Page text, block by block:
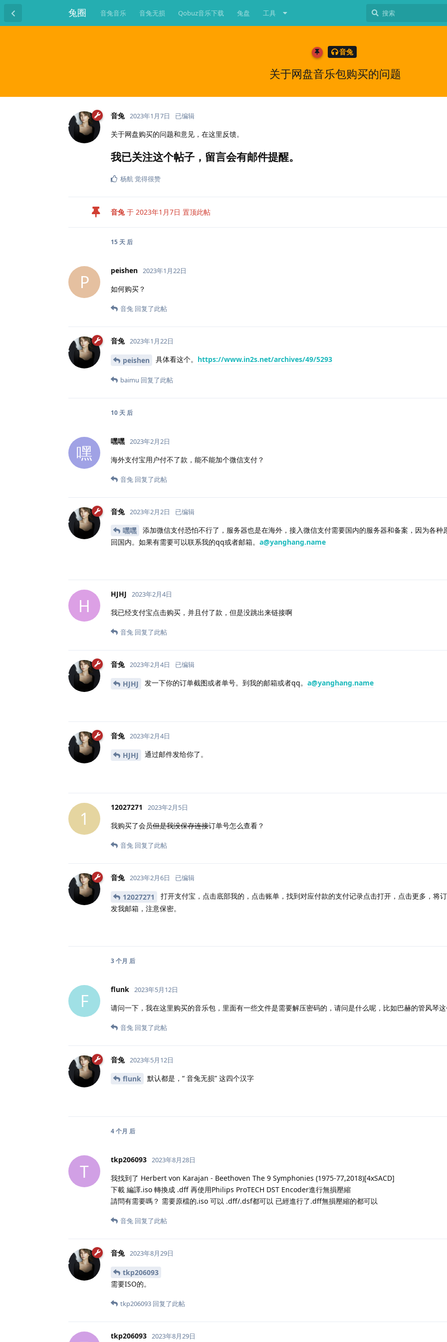
兔圈 音兔音乐 音兔无损 Qobuz音乐下载 兔盘 工具
音兔
关于网盘音乐包购买的问题
音兔 2023年1月7日 已编辑
关于网盘购买的问题和意见，在这里反馈。
我已关注这个帖子，留言会有邮件提醒。
杨航觉得很赞
音兔于 2023年1月7日 置顶此帖
15 天 后
P
peishen 2023年1月22日
如何购买？
音兔 回复了此帖
音兔 2023年1月22日
peishen 具体看这个。 https://www.in2s.net/archives/49/5293
baimu 回复了此帖
10 天 后
嘿
嘿嘿 2023年2月2日
海外支付宝用户付不了款，能不能加个微信支付？
音兔 回复了此帖
音兔 2023年2月2日 已编辑
嘿嘿
添加微信支付恐怕不行了，服务器也是在海外，接入微信支付需要国内的服务器和备案，因为各种
回国内。如果有需要可以联系我的qq或者邮箱。 a@yanghang.name
H
HJHJ 2023年2月4日
我已经支付宝点击购买，并且付了款，但是没跳出来链接啊
音兔 回复了此帖
音兔 2023年2月4日 已编辑
HJHJ 发一下你的订单截图或者单号。到我的邮箱或者qq。 a@yanghang.name
音兔 2023年2月4日
HJHJ 通过邮件发给你了。
1
12027271 2023年2月5日
我购买了会员但是我没保存连接订单号怎么查看？
音兔 回复了此帖
音兔 2023年2月6日 已编辑
12027271
打开支付宝，点击底部我的，点击账单，找到对应付款的支付记录点击打开，点击更多，将
发我邮箱，注意保密。
3 个月 后
F
flunk 2023年5月12日
请问一下，我在这里购买的音乐包，里面有一些文件是需要解压密码的，请问是什么呢，比如巴赫的管风琴
音兔 回复了此帖
音兔 2023年5月12日
flunk 默认都是，“ 音兔无损” 这四个汉字
4 个月 后
T
tkp206093 2023年8月28日
我找到了 Herbert von Karajan - Beethoven The 9 Symphonies (1975-77,2018)[4xSACD]
下載 編譯.iso 轉換成 .dff 再使用Philips ProTECH DST Encoder進行無損壓縮
請問有需要嗎？ 需要原檔的.iso 可以 .dff/.dsf都可以 已經進行了.dff無損壓縮的都可以
音兔 回复了此帖
音兔 2023年8月29日
tkp206093
需要ISO的。
tkp206093 回复了此帖
tkp206093 2023年8月29日